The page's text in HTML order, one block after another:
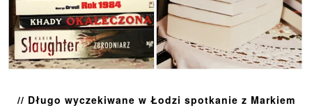
// Długo wyczekiwane w Łodzi spotkanie z Markiem